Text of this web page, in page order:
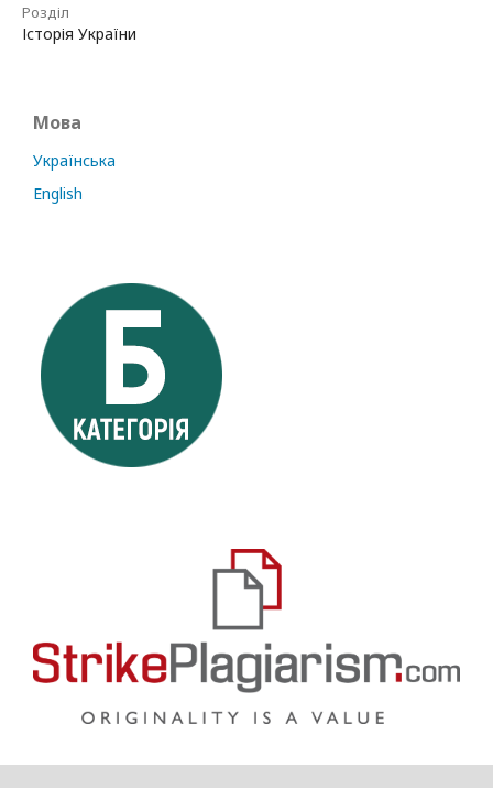
Розділ
Історія України
Мова
Українська
English